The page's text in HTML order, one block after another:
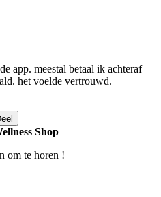
app. meestal betaal ik achteraf
het voelde vertrouwd.
Shop
om te horen !